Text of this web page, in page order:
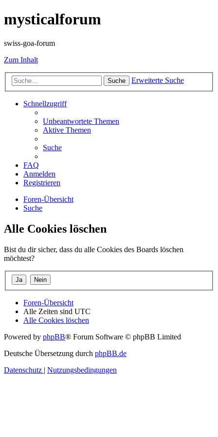
mysticalforum
swiss-goa-forum
Zum Inhalt
Suche Erweiterte Suche
Schnellzugriff
Unbeantwortete Themen
Aktive Themen
Suche
FAQ
Anmelden
Registrieren
Foren-Übersicht
Suche
Alle Cookies löschen
Bist du dir sicher, dass du alle Cookies des Boards löschen
möchtest?
Foren-Übersicht
Alle Zeiten sind UTC
Alle Cookies löschen
Powered by phpBB® Forum Software © phpBB Limited
Deutsche Übersetzung durch phpBB.de
Datenschutz | Nutzungsbedingungen